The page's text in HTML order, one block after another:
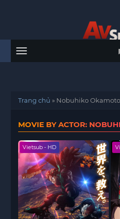
Menu
Trang chủ » Nobuhiko Okamoto
MOVIE BY ACTOR:
Vietsub - HD